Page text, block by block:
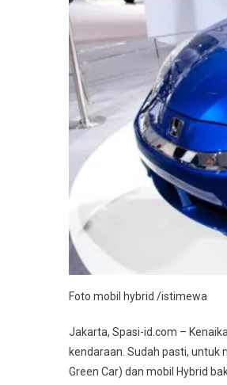
Foto mobil hybrid /istimewa
Jakarta, Spasi-id.com –
kendaraan. Sudah pasti, untuk
Green Car) dan mobil Hybrid